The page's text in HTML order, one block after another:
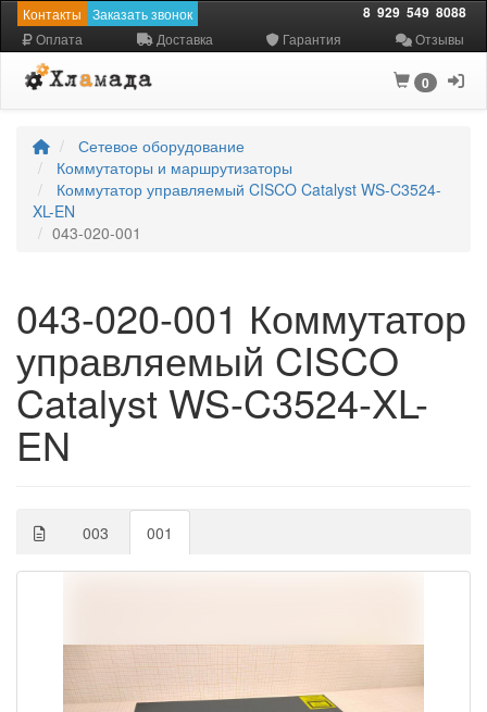
Контакты Заказать звонок 8 929 549 8088
Оплата Доставка Гарантия Отзывы
0
Сетевое оборудование
Коммутаторы и маршрутизаторы
Коммутатор управляемый CISCO Catalyst WS-C3524-
XL-EN
043-020-001
043-020-001 Коммутатор
управляемый CISCO
Catalyst WS-C3524-XL-
EN
003 001